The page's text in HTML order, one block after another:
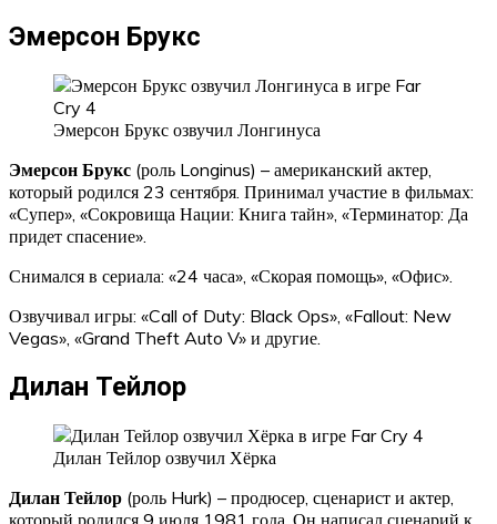
Эмерсон Брукс
Эмерсон Брукс озвучил Лонгинуса
Эмерсон Брукс (роль Longinus) – американский актер,
который родился 23 сентября. Принимал участие в фильмах:
«Супер», «Сокровища Нации: Книга тайн», «Терминатор: Да
придет спасение».
Снимался в сериала: «24 часа», «Скорая помощь», «Офис».
Озвучивал игры: «Call of Duty: Black Ops», «Fallout: New
Vegas», «Grand Theft Auto V» и другие.
Дилан Тейлор
Дилан Тейлор озвучил Хёрка
Дилан Тейлор (роль Hurk) – продюсер, сценарист и актер,
который родился 9 июля 1981 года. Он написал сценарий к